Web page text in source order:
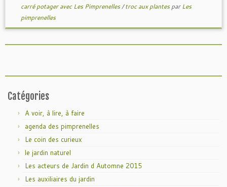
carré potager avec Les Pimprenelles/troc aux plantesparLes
pimprenelles
Catégories
A voir, à lire, à faire
agenda des pimprenelles
Le coin des curieux
le jardin naturel
Les acteurs de Jardin d Automne 2015
Les auxiliaires du jardin